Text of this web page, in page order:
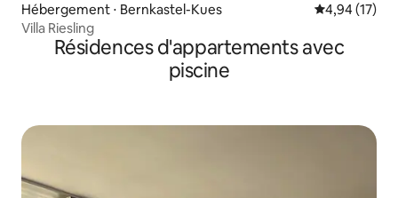
Hébergement ⋅ Bernkastel-Kues Évaluation
4,94 (17)
Villa Riesling
Résidences d'appartements avec
piscine